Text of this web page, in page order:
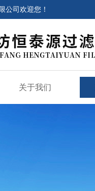
公司欢迎您！
关于我们